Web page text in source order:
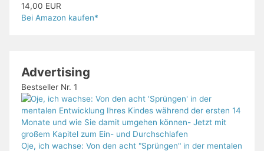
14,00 EUR
Bei Amazon kaufen*
Advertising
Bestseller Nr. 1
Oje, ich wachse: Von den acht "Sprüngen" in der mentalen